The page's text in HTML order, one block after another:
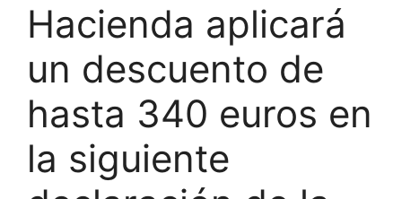
Hacienda aplicará
un descuento de
hasta 340 euros en
la siguiente